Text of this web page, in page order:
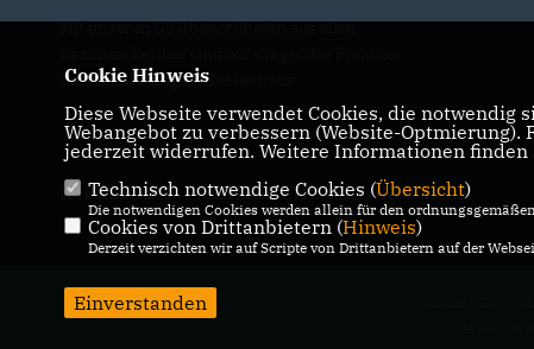
Mit unseren 52 Abgeordneten aus allen
im Berliner Abgeordnetenhaus.
IMPRESSUM DATENSCHUTZ KONTAKT
Cookie Hinweis
Diese Webseite verwendet Cookies, die
Webangebot zu verbessern (Website-
jederzeit widerrufen. Weitere Informationen finden
Technisch notwendige Cookies (Übersicht)
Die notwendigen Cookies werden allein für den
Cookies von Drittanbietern (Hinweis)
Derzeit verzichten wir auf Scripte von Drittanbietern auf der
Einverstanden